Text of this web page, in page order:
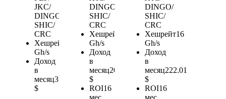
JKC/
DINGO/
SHIC/
CRC
Хешрейт
Gh/s
Доход
в
месяц374.65
$
DINGO/
SHIC/
CRC
Хешрейт
Gh/s
Доход
в
месяц208.14
$
ROI16
DINGO/
SHIC/
CRC
Хешрейт16
Gh/s
Доход
в
месяц222.01
$
ROI16